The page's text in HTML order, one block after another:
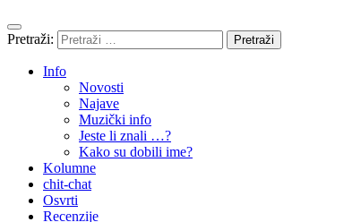
Pretraži:
Info
Novosti
Najave
Muzički info
Jeste li znali …?
Kako su dobili ime?
Kolumne
chit-chat
Osvrti
Recenzije